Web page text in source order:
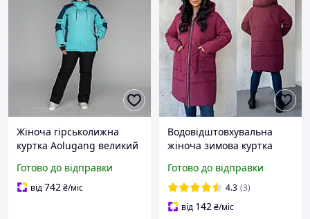
Жіноча гірськолижна
куртка Aolugang великий
Готово до відправки
від742₴/міс
Водовідштовхувальна
жіноча зимова куртка
капюшоном довга тепла
Готово до відправки
4.3 (3)
від 142₴/міс